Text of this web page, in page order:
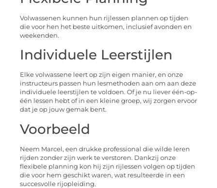
Volwassenen kunnen hun rijlessen plannen op tijden
die voor hen het beste uitkomen, inclusief avonden en
weekenden.
Individuele Leerstijlen
Elke volwassene leert op zijn eigen manier, en onze
instructeurs passen hun lesmethoden aan om aan deze
individuele leerstijlen te voldoen. Of je nu liever één-op-
één lessen hebt of in een kleine groep, wij zorgen ervoor
dat je op jouw gemak bent.
Voorbeeld
Neem Marcel, een drukke professional die wilde leren
rijden zonder zijn werk te verstoren. Dankzij onze
flexibele planning kon hij zijn rijlessen volgen op tijden
die voor hem geschikt waren, wat resulteerde in een
succesvolle rijopleiding.